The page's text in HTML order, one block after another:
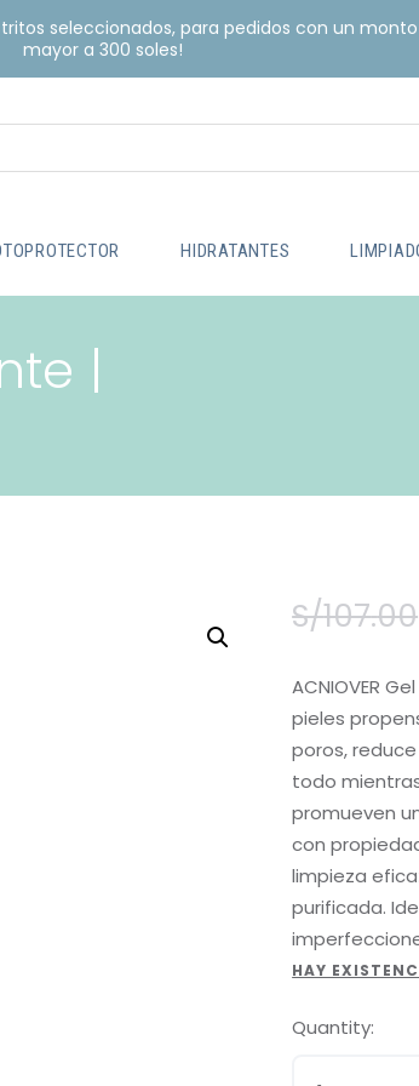
seleccionados, para pedidos con un monto
mayor a 300 soles!
HIDRATANTES
|
S/107.00
ACNIOVER
pieles
poros,
todo
promueven
con
limpieza
purificada.
HAY
Quantity: